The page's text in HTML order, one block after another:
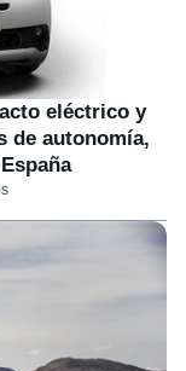
eléctrico y
de autonomía,